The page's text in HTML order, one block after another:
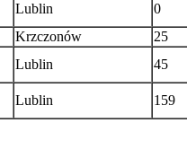
Lublin
0
Krzczonów
25
Lublin 45
Lublin 159